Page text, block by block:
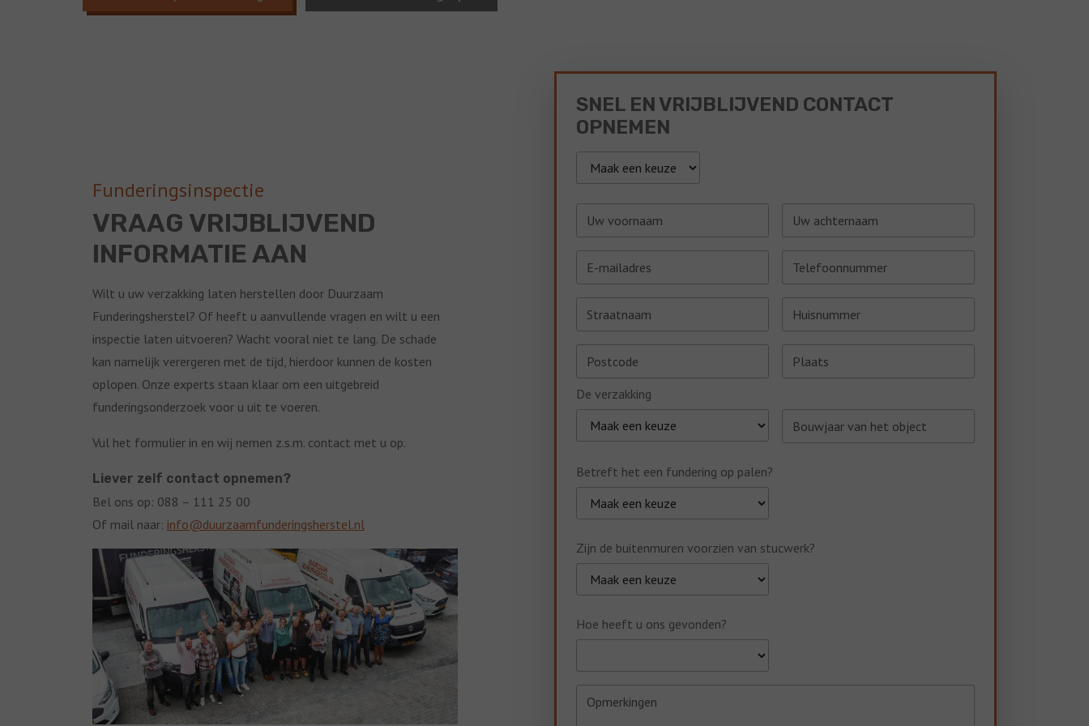
Funderingsinspectie
VRAAG VRIJBLIJVEND
INFORMATIE AAN
Wilt u uw verzakking laten herstellen door Duurzaam
Funderingsherstel? Of heeft u aanvullende vragen en wilt u een
inspectie laten uitvoeren? Wacht vooral niet te lang. De schade
kan namelijk verergeren met de tijd, hierdoor kunnen de kosten
oplopen. Onze experts staan klaar om een uitgebreid
funderingsonderzoek voor u uit te voeren.
Vul het formulier in en wij nemen z.s.m. contact met u op.
Liever zelf contact opnemen?
Bel ons op: 088 – 111 25 00
Of mail naar: info@duurzaamfunderingsherstel.nl
SNEL EN VRIJBLIJVEND CONTACT
OPNEMEN
De verzakking
Betreft het een fundering op palen?
Zijn de buitenmuren voorzien van stucwerk?
Hoe heeft u ons gevonden?